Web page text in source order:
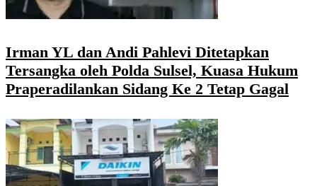
Irman YL dan Andi Pahlevi Ditetapkan
Tersangka oleh Polda Sulsel, Kuasa Hukum
Praperadilankan Sidang Ke 2 Tetap Gagal